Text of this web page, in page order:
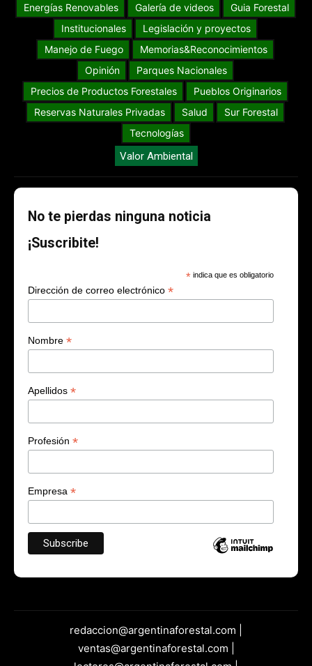
Energías Renovables
Galería de videos
Guia Forestal
Institucionales
Legislación y proyectos
Manejo de Fuego
Memorias&Reconocimientos
Opinión
Parques Nacionales
Precios de Productos Forestales
Pueblos Originarios
Reservas Naturales Privadas
Salud
Sur Forestal
Tecnologías
Valor Ambiental
No te pierdas ninguna noticia
¡Suscribite!
* indica que es obligatorio
Dirección de correo electrónico *
Nombre *
Apellidos *
Profesión *
Empresa *
redaccion@argentinaforestal.com |
ventas@argentinaforestal.com |